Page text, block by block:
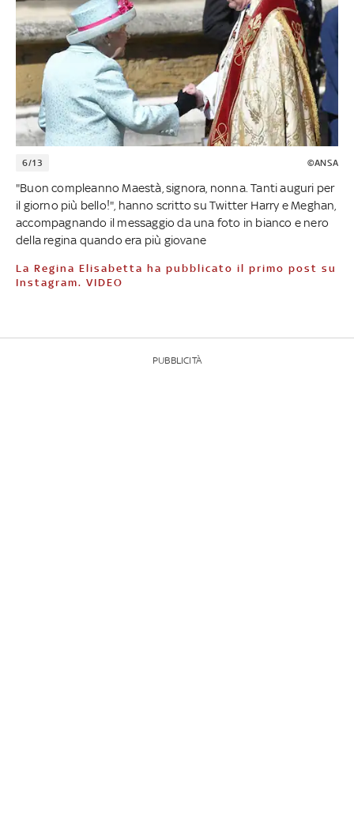
6/13 ©ANSA
"Buon compleanno Maestà, signora, nonna. Tanti auguri per
il giorno più bello!", hanno scritto su Twitter Harry e Meghan,
accompagnando il messaggio da una foto in bianco e nero
della regina quando era più giovane
La Regina Elisabetta ha pubblicato il primo post su
Instagram. VIDEO
PUBBLICITÀ